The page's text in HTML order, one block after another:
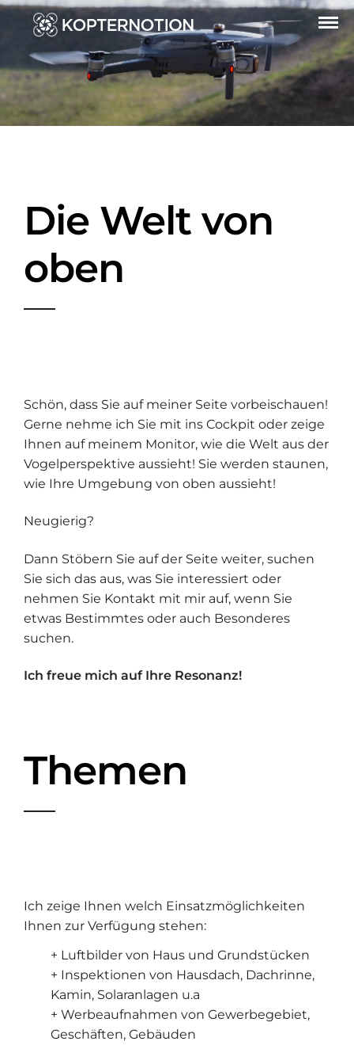
Die Welt von
oben
Schön, dass Sie auf meiner Seite vorbeischauen!
Gerne nehme ich Sie mit ins Cockpit oder zeige
Ihnen auf meinem Monitor, wie die Welt aus der
Vogelperspektive aussieht! Sie werden staunen,
wie Ihre Umgebung von oben aussieht!
Neugierig?
Dann Stöbern Sie auf der Seite weiter, suchen
Sie sich das aus, was Sie interessiert oder
nehmen Sie Kontakt mit mir auf, wenn Sie
etwas Bestimmtes oder auch Besonderes
suchen.
Ich freue mich auf Ihre Resonanz!
Themen
Ich zeige Ihnen welch Einsatzmöglichkeiten
Ihnen zur Verfügung stehen:
+ Luftbilder von Haus und Grundstücken
+ Inspektionen von Hausdach, Dachrinne,
Kamin, Solaranlagen u.a
+ Werbeaufnahmen von Gewerbegebiet,
Geschäften, Gebäuden